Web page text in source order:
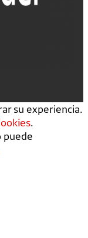
su experiencia.
.
puede